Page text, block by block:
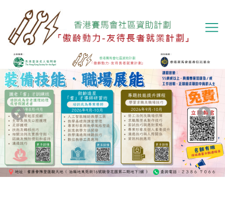
主
內
容
Previous 下一頁